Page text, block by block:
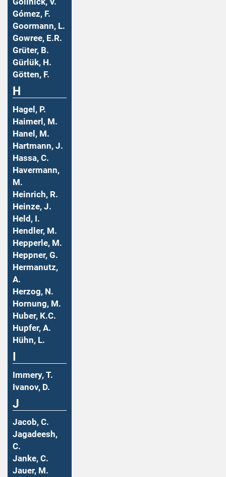
Gómez, F.
Goormann, L.
Gowree, E.R.
Grüter, B.
Gürlük, H.
Götten, F.
H
Hagel, P.
Haimerl, M.
Hanel, M.
Hartmann, J.
Hassa, C.
Havermann,
M.
Heinrich, R.
Heinze, J.
Held, I.
Hendler, M.
Hepperle, M.
Heppner, G.
Hermanutz,
A.
Herzog, N.
Hornung, M.
Huber, K.C.
Hupfer, A.
Hühn, L.
Immery, T.
Ivanov, D.
J
Jacob, C.
Jagadeesh,
C.
Janke, C.
Jauer, M.